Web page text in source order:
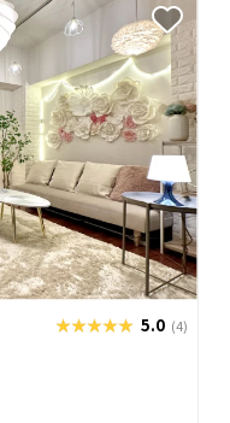
★★★★★
★★★★★ 5.0 (4)